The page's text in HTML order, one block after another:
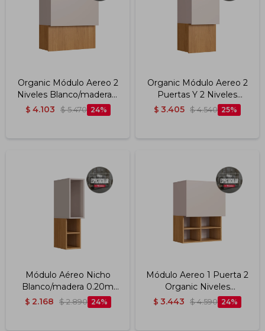
Organic Módulo Aereo 2
Niveles Blanco/madera 2
Puertas 0.80m Color
Nature/sand
$ 4.103 $ 5.470 24
Organic Módulo Aereo 2
Puertas Y 2 Niveles
Blanco/madera 0.40 Mts
Color Nature/sand
$ 3.405 $ 4.540 25
Módulo Aéreo Nicho
Blanco/madera 0.20m
Color Nature/sand
$ 2.168 $ 2.890 24
Módulo Aereo 1 Puerta 2
Organic Niveles
Blanco/madera 0.60m
Color Nature/sand
$ 3.443 $ 4.590 24